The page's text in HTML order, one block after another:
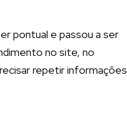
pontual e passou a ser
no site, no
repetir informações